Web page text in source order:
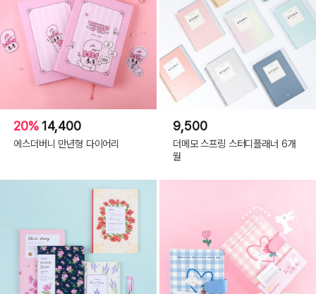
20% 14,400
에스더버니 만년형 다이어리
9,500
더메모 스프링 스터디플래너 6개
월